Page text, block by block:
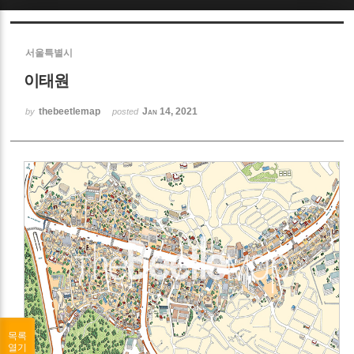
서울특별시
이태원
by thebeetlemap posted Jan 14, 2021
목록
열기
Sketchbook5, 스케치북5
Sketchbook5, 스케치북5